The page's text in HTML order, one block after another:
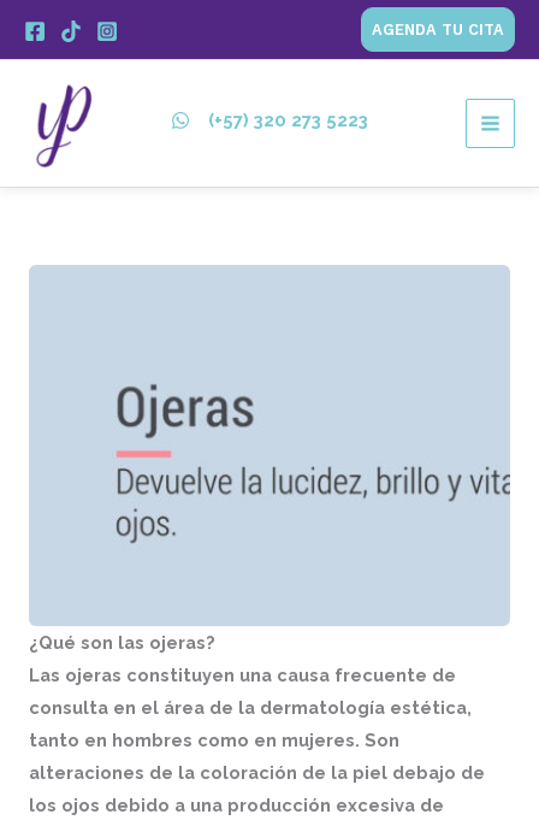
contenido
AGENDA TU CITA
(+57) 320 273 5223
¿Qué son las ojeras?
Las ojeras constituyen una causa frecuente de
consulta en el área de la dermatología estética,
tanto en hombres como en mujeres. Son
alteraciones de la coloración de la piel debajo de
los ojos debido a una producción excesiva de